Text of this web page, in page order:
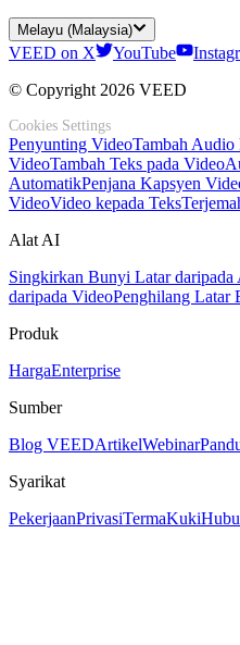
Melayu (Malaysia)
VEED on X YouTube
© Copyright 2026 VEED
Cookies Settings
Penyunting VideoTambah Audio
VideoTambah Teks pada Video
AutomatikPenjana Kapsyen
VideoVideo kepada Teks
Alat AI
Singkirkan Bunyi Latar daripada
daripada VideoPenghilang Latar
Produk
HargaEnterprise
Sumber
Blog VEEDArtikelWebinar
Syarikat
PekerjaanPrivasiTermaKuki